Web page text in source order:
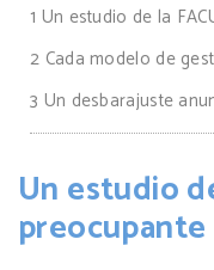
1 Un estudio de la
2 Cada modelo de
3 Un desbarajuste
Un estudio
preocupante